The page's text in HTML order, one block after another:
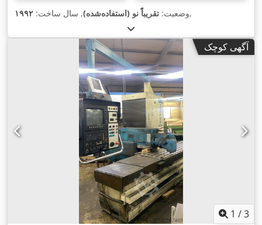
وضعیت: تقریباً نو (استفاده‌شده), سال ساخت: ۱۹۹۲ ,
آگهی کوچک
1 /3